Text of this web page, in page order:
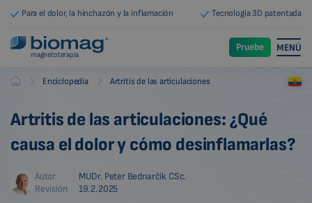
Para el dolor, la hinchazón y la inflamación Tecnología 3D patentada
magnetoterapia
Pruebe MENÚ
Biomag Enciclopedia Artritis de las articulaciones
Artritis de las articulaciones: ¿Qué
causa el dolor y cómo desinflamarlas?
Autor
MUDr. Peter Bednarčík CSc.
Revisión
19.2.2025